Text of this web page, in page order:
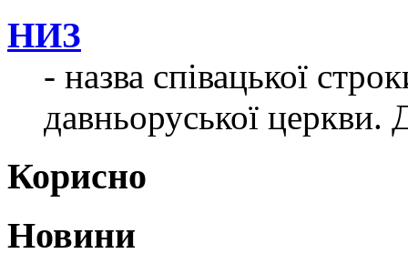
НИЗ
- назва співацької
давньоруської церкви.
Корисно
Новини